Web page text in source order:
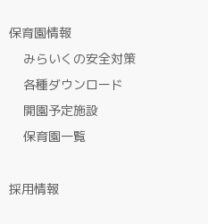
保育園情報
みらいくの安全対策
各種ダウンロード
開園予定施設
保育園一覧
採用情報